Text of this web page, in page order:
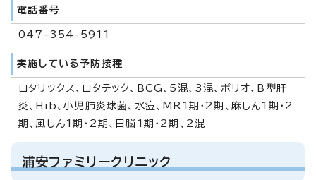
電話番号
047-354-5911
実施している予防接種
ロタリックス、ロタテック、BCG、5混、3混、ポリオ、B型肝
炎、Hib、小児肺炎球菌、水痘、MR1期・2期、麻しん1期・2
期、風しん1期・2期、日脳1期・2期、2混
浦安ファミリークリニック